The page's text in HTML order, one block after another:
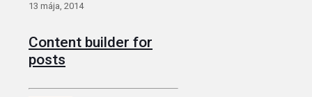
13 mája, 2014
Content builder for
posts